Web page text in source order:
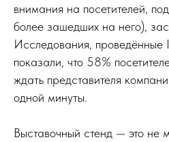
внимания на посетителей,
более зашедших на него),
Исследования, проведённые
показали, что 58%
ждать представителя
одной минуты.
Выставочный стенд — это не